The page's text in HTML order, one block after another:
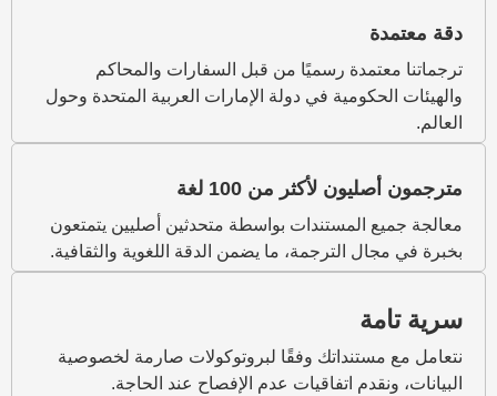
رسميًا من قبل السفارات والمحاكم
في دولة الإمارات العربية المتحدة وحول
لأكثر من 100 لغة
بواسطة متحدثين أصليين يتمتعون
الترجمة، ما يضمن الدقة اللغوية والثقافية.
وفقًا لبروتوكولات صارمة لخصوصية
اتفاقيات عدم الإفصاح عند الحاجة.